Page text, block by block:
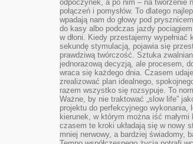
odpoczynek, a po nim – na tworzenie
połączeń i pomysłów. To dlatego
wpadają nam do głowy pod
do kasy albo podczas jazdy
w dłoni. Kiedy przestajemy wypełniać
sekundę stymulacją, pojawia się
prawdziwą twórczość. Sztuka
jednorazową decyzją, ale procesem,
wraca się każdego dnia. Czasem
zrealizować plan idealnego,
razem wszystko się rozsypuje. To
Ważne, by nie traktować „slow life”
projektu do perfekcyjnego wykonania,
kierunek, w którym można iść małymi
czasem te kroki układają się w nowy
mniej nerwowy, a bardziej świadomy,